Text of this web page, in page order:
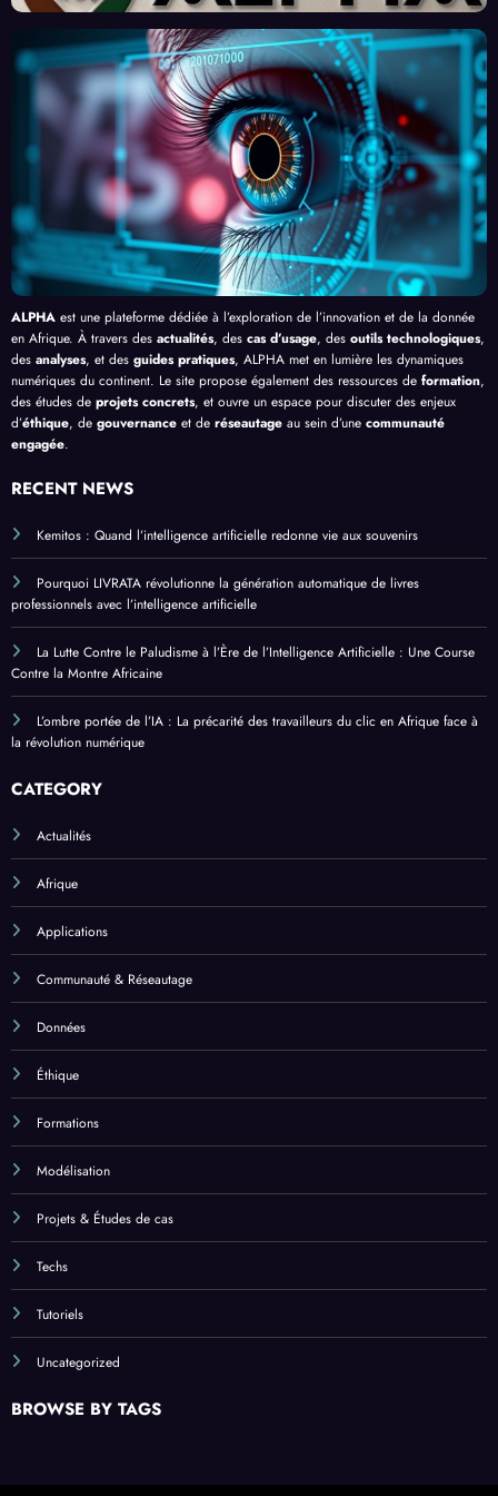
Front
contr
e le
Palud
isme
en
Afriq
ue
Prom
esses
, au-
delà
de
Bang
ui
ent
l’Effi
cacit
é de
l’IA
par
l’Inte
lligen
Artifi
cielle
ALPHA est une plateforme dédiée à l’exploration de l’innovation et de la donnée
en Afrique. À travers des actualités, des cas d’usage, des outils technologiques,
des analyses, et des guides pratiques, ALPHA met en lumière les dynamiques
numériques du continent. Le site propose également des ressources de formation,
des études de projets concrets, et ouvre un espace pour discuter des enjeux
d’éthique, de gouvernance et de réseautage au sein d’une communauté
engagée.
RECENT NEWS
Kemitos : Quand l’intelligence artificielle redonne vie aux souvenirs
Pourquoi LIVRATA révolutionne la génération automatique de livres
professionnels avec l’intelligence artificielle
La Lutte Contre le Paludisme à l’Ère de l’Intelligence Artificielle : Une Course
Contre la Montre Africaine
L’ombre portée de l’IA : La précarité des travailleurs du clic en Afrique face à
la révolution numérique
CATEGORY
Actualités
Afrique
Applications
Communauté & Réseautage
Données
Éthique
Formations
Modélisation
Projets & Études de cas
Techs
Tutoriels
Uncategorized
BROWSE BY TAGS